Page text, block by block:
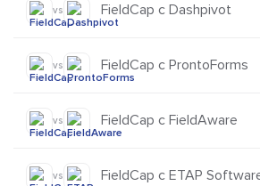
vs FieldCap с Dashpivot
vs FieldCap с ProntoForms
vs FieldCap с FieldAware
vs FieldCap с ETAP